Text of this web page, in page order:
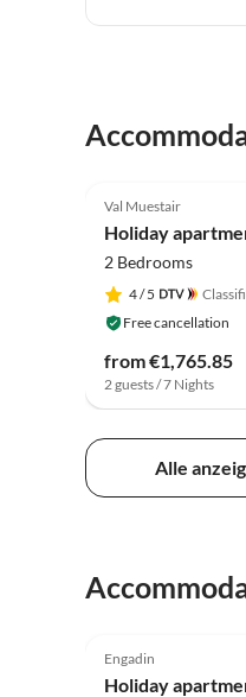
Val Muestair
Holiday
2 Bedrooms
4/ 5
Free cancellation
from €1,765.85
2 guests / 7 Nights
Alle
Engadin
Holiday